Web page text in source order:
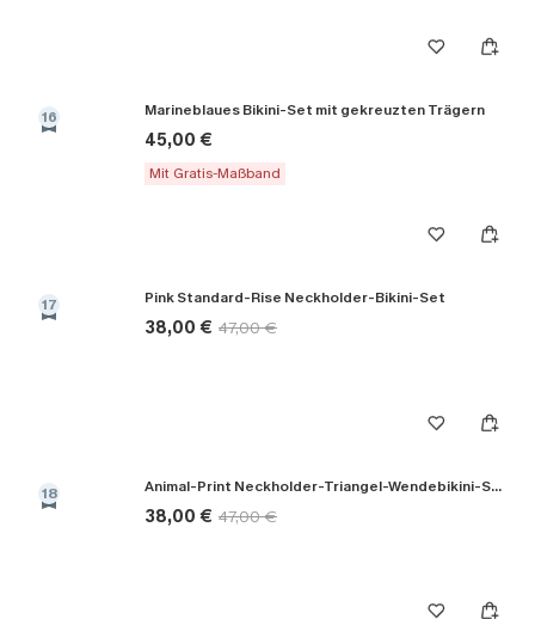
16 Marineblaues Bikini-Set mit gekreuzten Trägern
45,00 €
Mit Gratis-Maßband
17 Pink Standard-Rise Neckholder-Bikini-Set
38,00 € 47,00 €
18 Animal-Print Neckholder-Triangel-Wendebikini-Set
38,00 € 47,00 €